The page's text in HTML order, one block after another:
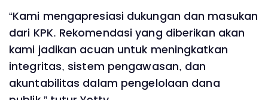
“Kami mengapresiasi dukungan dan masukan
dari KPK. Rekomendasi yang diberikan akan
kami jadikan acuan untuk meningkatkan
integritas, sistem pengawasan, dan
akuntabilitas dalam pengelolaan dana